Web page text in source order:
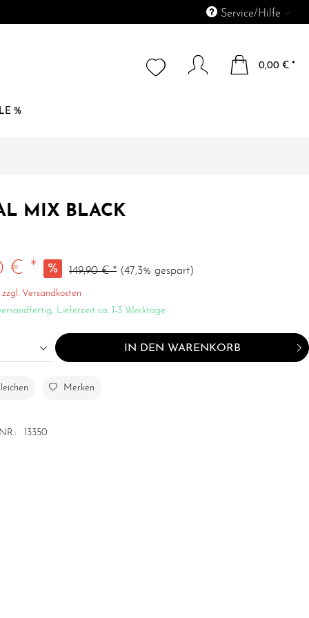
Service/Hilfe
0,00 € *
%
MIX BLACK
€ * 149,90 € * (47,3% gespart)
zzgl. Versandkosten
Lieferzeit ca. 1-3 Werktage
IN DEN WARENKORB
Merken
13350